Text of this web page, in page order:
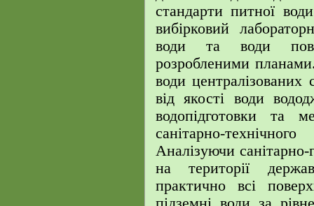
стандарти питної
вибірковий
води та води
розробленими
води централізованих
від якості води
водопідготовки та
санітарно-
Аналізуючи санітарно-
на території
практично всі